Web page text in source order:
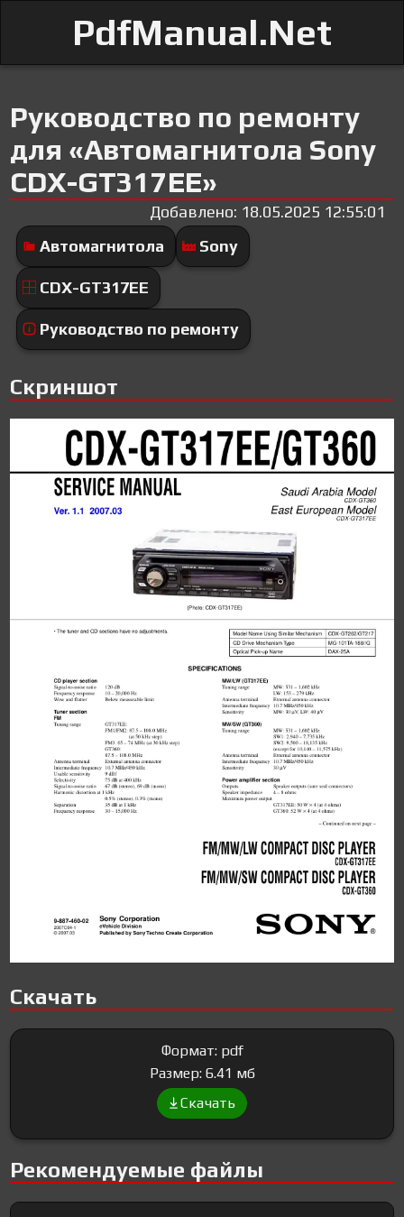
PdfManual.Net
Руководство по ремонту
для «Автомагнитола Sony
CDX-GT317EE»
Добавлено: 18.05.2025 12:55:01
Автомагнитола
Sony
CDX-GT317EE
Руководство по ремонту
Скриншот
Скачать
Формат: pdf
Размер: 6.41 мб
Скачать
Рекомендуемые файлы